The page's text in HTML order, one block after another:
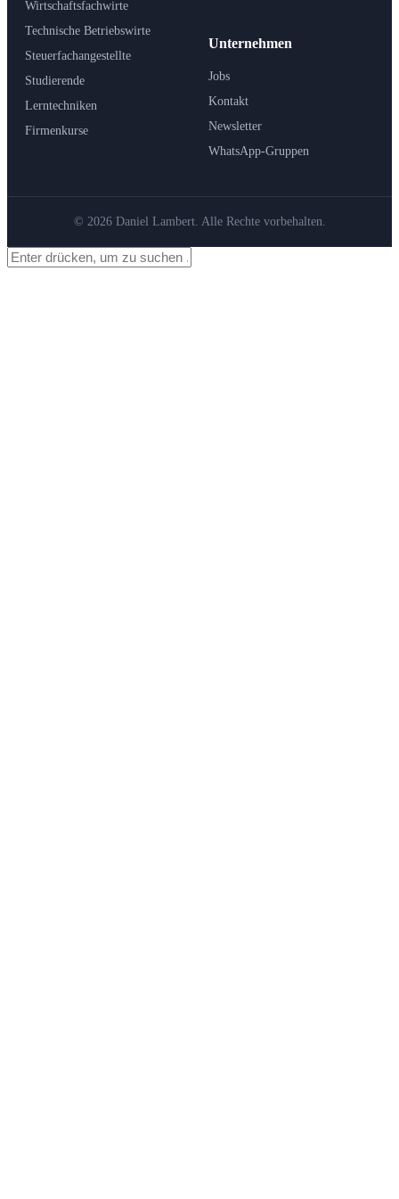
Wirtschaftsfachwirte
Technische Betriebswirte
Steuerfachangestellte
Studierende
Lerntechniken
Firmenkurse
Unternehmen
Jobs
Kontakt
Newsletter
WhatsApp-Gruppen
© 2026 Daniel Lambert. Alle Rechte vorbehalten.